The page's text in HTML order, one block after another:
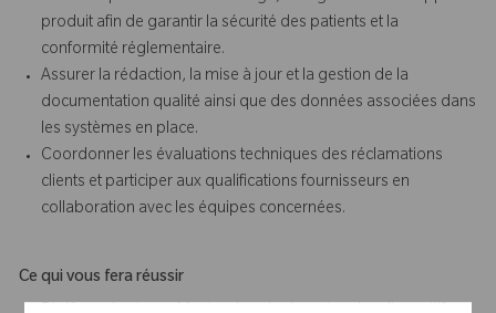
produit afin de garantir la sécurité des patients et la
conformité réglementaire.
Assurer la rédaction, la mise à jour et la gestion de la
documentation qualité ainsi que des données associées dans
les systèmes en place.
Coordonner les évaluations techniques des réclamations
clients et participer aux qualifications fournisseurs en
collaboration avec les équipes concernées.
Ce qui vous fera réussir